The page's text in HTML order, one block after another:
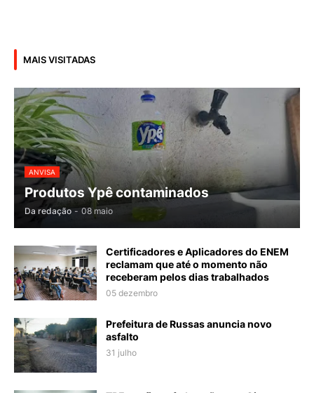
MAIS VISITADAS
ANVISA
Produtos Ypê contaminados
Da redação - 08 maio
Certificadores e Aplicadores do ENEM
reclamam que até o momento não
receberam pelos dias trabalhados
05 dezembro
Prefeitura de Russas anuncia novo
asfalto
31 julho